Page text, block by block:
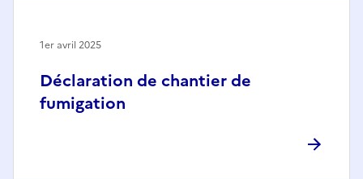
Déclaration de chantier de
fumigation
1er avril 2025